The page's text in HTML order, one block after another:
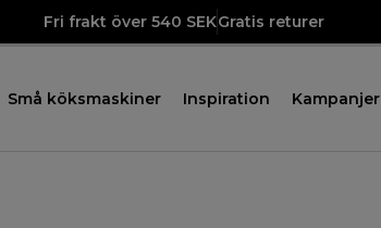
Fri frakt över 540 SEKGratis returer
Små köksmaskiner Inspiration Kampanjer